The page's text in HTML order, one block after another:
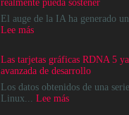
realmente pueda sostener
El auge de la IA ha generado
Lee más:
infraestructuras
de
IA
que
Las tarjetas gráficas RDNA 5
avanzada de desarrollo
Los datos obtenidos de una
Linux... Lee más: